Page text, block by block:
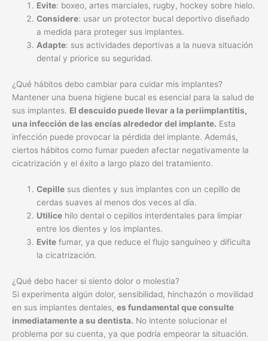
Evite: boxeo, artes marciales, rugby, hockey sobre hielo.
Considere: usar un protector bucal deportivo diseñado
a medida para proteger sus implantes.
Adapte: sus actividades deportivas a la nueva situación
dental y priorice su seguridad.
¿Qué hábitos debo cambiar para cuidar mis implantes?
Mantener una buena higiene bucal es esencial para la salud de
sus implantes. El descuido puede llevar a la periimplantitis,
una infección de las encías alrededor del implante. Esta
infección puede provocar la pérdida del implante. Además,
ciertos hábitos como fumar pueden afectar negativamente la
cicatrización y el éxito a largo plazo del tratamiento.
Cepille sus dientes y sus implantes con un cepillo de
cerdas suaves al menos dos veces al día.
Utilice hilo dental o cepillos interdentales para limpiar
entre los dientes y los implantes.
Evite fumar, ya que reduce el flujo sanguíneo y dificulta
la cicatrización.
¿Qué debo hacer si siento dolor o molestia?
Si experimenta algún dolor, sensibilidad, hinchazón o movilidad
en sus implantes dentales, es fundamental que consulte
inmediatamente a su dentista. No intente solucionar el
problema por su cuenta, ya que podría empeorar la situación.